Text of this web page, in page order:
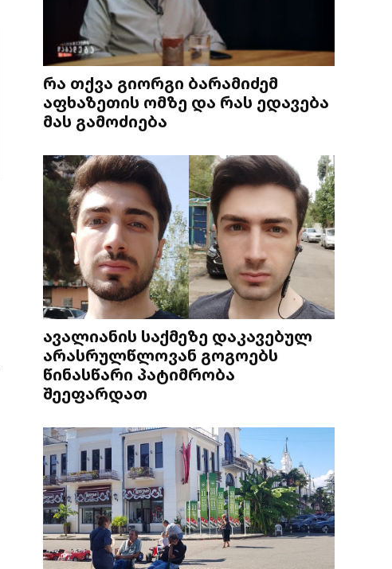
რა თქვა გიორგი ბარამიძემ
აფხაზეთის ომზე და რას ედავება
მას გამოძიება
ავალიანის საქმეზე დაკავებულ
არასრულწლოვან გოგოებს
წინასწარი პატიმრობა
შეეფარდათ